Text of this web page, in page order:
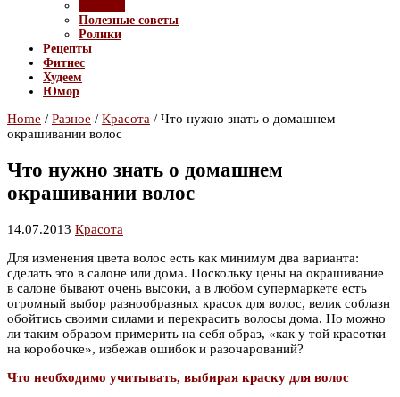
Полезные советы
Ролики
Рецепты
Фитнес
Худеем
Юмор
Home / Разное / Красота / Что нужно знать о домашнем
окрашивании волос
Что нужно знать о домашнем
окрашивании волос
14.07.2013 Красота
Для изменения цвета волос есть как минимум два варианта:
сделать это в салоне или дома. Поскольку цены на окрашивание
в салоне бывают очень высоки, а в любом супермаркете есть
огромный выбор разнообразных красок для волос, велик соблазн
обойтись своими силами и перекрасить волосы дома. Но можно
ли таким образом примерить на себя образ, «как у той красотки
на коробочке», избежав ошибок и разочарований?
Что необходимо учитывать, выбирая краску для волос